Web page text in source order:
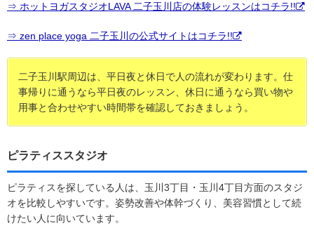
⇒ ホットヨガスタジオLAVA 二子玉川店の体験レッスンはコチラ!!
⇒ zen place yoga 二子玉川の公式サイトはコチラ!!
二子玉川駅周辺は、平日夜と休日で人の流れが変わります。仕
事帰りに通うなら平日夜のレッスン、休日に通うなら買い物や
用事と合わせやすい時間帯を確認しておきましょう。
ピラティススタジオ
ピラティスを探している人は、玉川3丁目・玉川4丁目方面のスタジ
オを比較しやすいです。姿勢改善や体幹づくり、美容習慣として続
けたい人に向いています。